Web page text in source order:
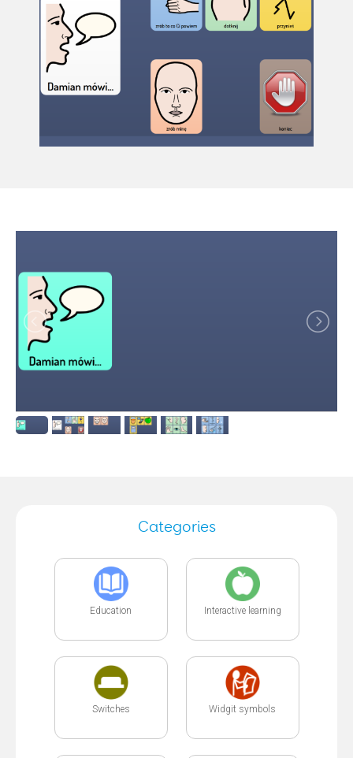
Categories
Education Interactive learning
Switches Widgit symbols